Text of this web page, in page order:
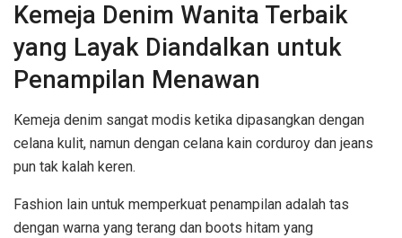
Kemeja Denim Wanita Terbaik
yang Layak Diandalkan untuk
Penampilan Menawan
Kemeja denim sangat modis ketika dipasangkan dengan
celana kulit, namun dengan celana kain corduroy dan jeans
pun tak kalah keren.
Fashion lain untuk memperkuat penampilan adalah tas
dengan warna yang terang dan boots hitam yang